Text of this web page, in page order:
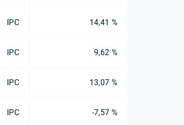
IPC 14,41 %
IPC 9,62 %
IPC 13,07 %
IPC -7,57 %